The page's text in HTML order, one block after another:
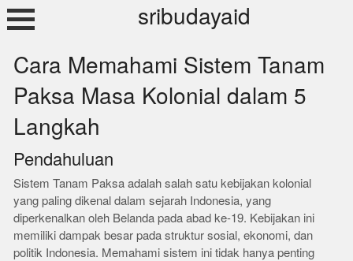
Skip
to
sribudayaid
Cara Memahami Sistem Tanam
Paksa Masa Kolonial dalam 5
Langkah
Pendahuluan
Sistem Tanam Paksa adalah salah satu kebijakan kolonial
yang paling dikenal dalam sejarah Indonesia, yang
diperkenalkan oleh Belanda pada abad ke-19. Kebijakan ini
memiliki dampak besar pada struktur sosial, ekonomi, dan
politik Indonesia. Memahami sistem ini tidak hanya penting